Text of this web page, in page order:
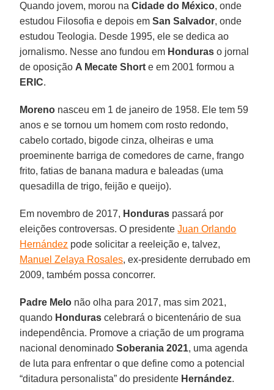
Quando jovem, morou naCidade do México, onde
estudou Filosofia e depois emSan Salvador, onde
estudou Teologia. Desde 1995, ele se dedica ao
jornalismo. Nesse ano fundou em Honduras o jornal
de oposição A Mecate Short e em 2001 formou a
ERIC.
Moreno nasceu em 1 de janeiro de 1958. Ele tem 59
anos e se tornou um homem com rosto redondo,
cabelo cortado, bigode cinza, olheiras e uma
proeminente barriga de comedores de carne, frango
frito, fatias de banana madura e baleadas (uma
quesadilla de trigo, feijão e queijo).
Em novembro de 2017, Honduras passará por
eleições controversas. O presidenteJuan Orlando
Hernández pode solicitar a reeleição e, talvez,
Manuel Zelaya Rosales, ex-presidente derrubado em
2009, também possa concorrer.
Padre Melo não olha para 2017, mas sim 2021,
quando Honduras celebrará o bicentenário de sua
independência. Promove a criação de um programa
nacional denominadoSoberania 2021, uma agenda
de luta para enfrentar o que define como a potencial
“ditadura personalista” do presidente Hernández.